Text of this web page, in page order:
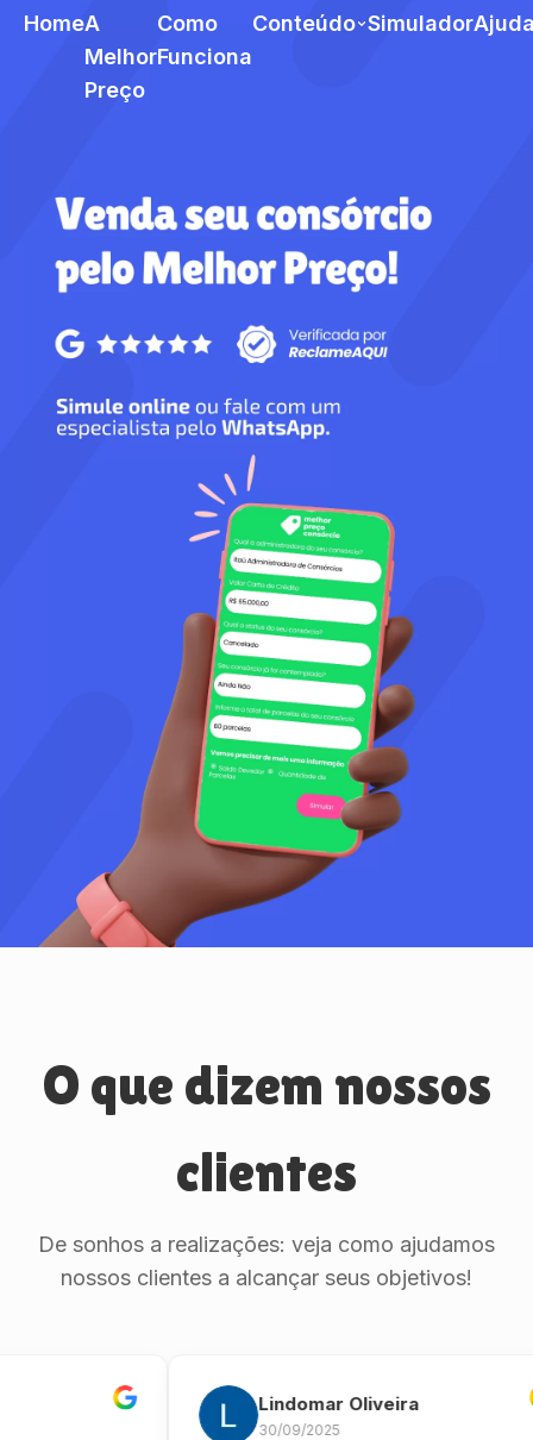
HomeA
Melhor
Preço
Como
Funciona
Conteúdo Simulador
O que dizem nossos
clientes
De sonhos a realizações: veja como ajudamos
nossos clientes a alcançar seus objetivos!
Lindomar Oliveira
30/09/2025